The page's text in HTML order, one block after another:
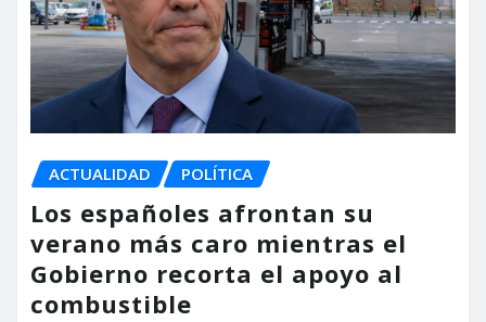
ACTUALIDAD POLÍTICA
Los españoles afrontan su
verano más caro mientras el
Gobierno recorta el apoyo al
combustible